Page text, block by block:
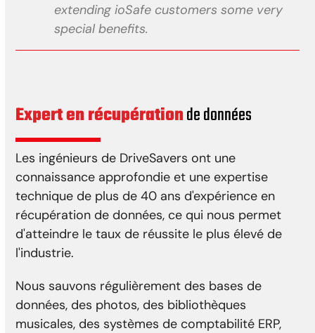
extending ioSafe customers some very
special benefits.
Expert en récupérationde données
Les ingénieurs de DriveSavers ont une
connaissance approfondie et une expertise
technique de plus de 40 ans d'expérience en
récupération de données, ce qui nous permet
d'atteindre le taux de réussite le plus élevé de
l'industrie.
Nous sauvons régulièrement des bases de
données, des photos, des bibliothèques
musicales, des systèmes de comptabilité ERP,